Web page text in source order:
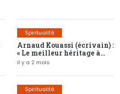
Spiritualité
Arnaud Kouassi (écrivain) :
« Le meilleur héritage à
laisser à ses enfants, c’est
une éducation spirituelle
solide »
il y a 2 mois
Spiritualité